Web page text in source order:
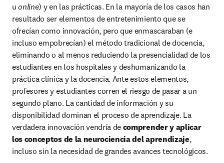
u online) y en las prácticas. En la mayoría de los casos han
resultado ser elementos de entretenimiento que se
ofrecían como innovación, pero que enmascaraban (e
incluso empobrecían) el método tradicional de docencia,
eliminando o al menos reduciendo la presencialidad de los
estudiantes en los hospitales y deshumanizando la
práctica clínica y la docencia. Ante estos elementos,
profesores y estudiantes corren el riesgo de pasar a un
segundo plano. La cantidad de información y su
disponibilidad dominan el proceso de aprendizaje. La
verdadera innovación vendría de comprender y aplicar
los conceptos de la neurociencia del aprendizaje,
incluso sin la necesidad de grandes avances tecnológicos.